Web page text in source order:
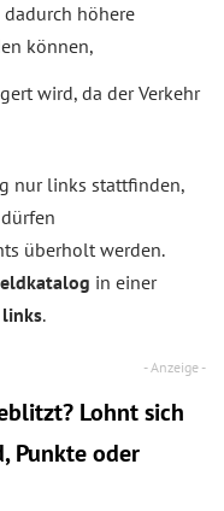
dadurch höhere
können,
wird, da der Verkehr
nur links stattfinden,
überholt werden.
in einer
.
Lohnt sich
Punkte oder